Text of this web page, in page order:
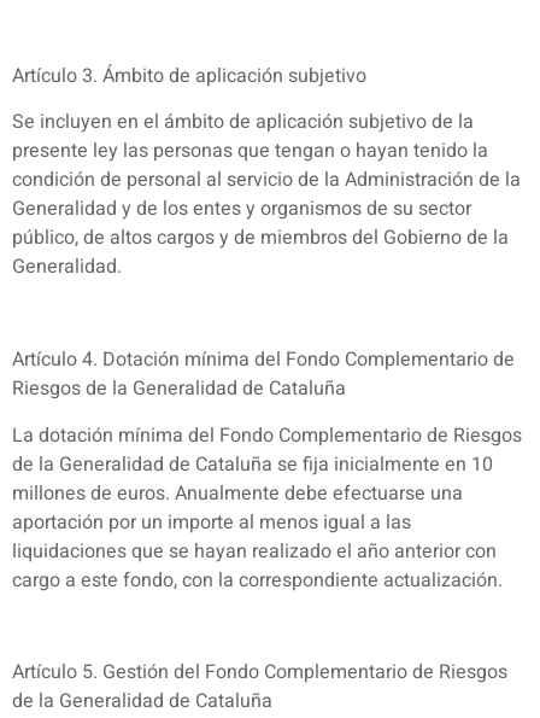
Artículo 3. Ámbito de aplicación subjetivo
Se incluyen en el ámbito de aplicación subjetivo de la
presente ley las personas que tengan o hayan tenido la
condición de personal al servicio de la Administración de la
Generalidad y de los entes y organismos de su sector
público, de altos cargos y de miembros del Gobierno de la
Generalidad.
Artículo 4. Dotación mínima del Fondo Complementario de
Riesgos de la Generalidad de Cataluña
La dotación mínima del Fondo Complementario de Riesgos
de la Generalidad de Cataluña se fija inicialmente en 10
millones de euros. Anualmente debe efectuarse una
aportación por un importe al menos igual a las
liquidaciones que se hayan realizado el año anterior con
cargo a este fondo, con la correspondiente actualización.
Artículo 5. Gestión del Fondo Complementario de Riesgos
de la Generalidad de Cataluña